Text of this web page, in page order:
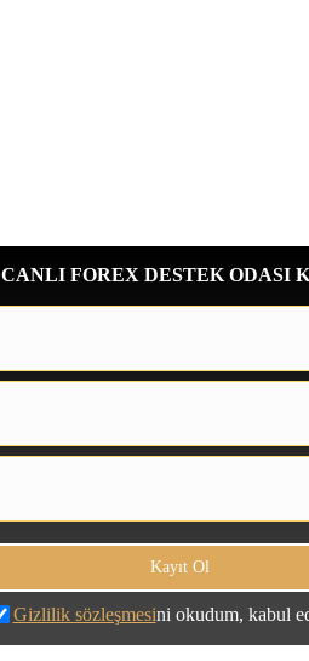
CANLI FOREX DESTEK ODASI
Gizlilik sözleşmesini okudum, kabul